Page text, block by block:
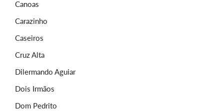
Canoas
Carazinho
Caseiros
Cruz Alta
Dilermando Aguiar
Dois Irmãos
Dom Pedrito